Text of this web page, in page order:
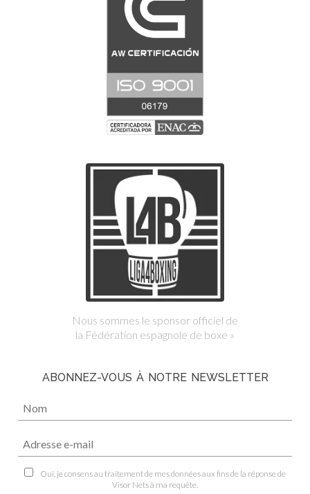
Nous sommes le sponsor officiel de
la Fédération espagnole de boxe »
ABONNEZ-VOUS À NOTRE NEWSLETTER
Oui, je consens au traitement de mes données aux fins de la réponse de
Visor Nets à ma requête.